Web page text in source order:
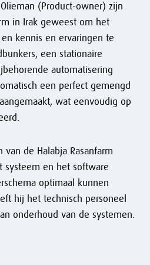
(Product-owner) zijn
in Irak geweest om het
kennis en ervaringen te
een stationaire
automatisering
een perfect gemengd
wat eenvoudig op
de Halabja Rasanfarm
en het software
optimaal kunnen
hij het technisch personeel
onderhoud van de systemen.